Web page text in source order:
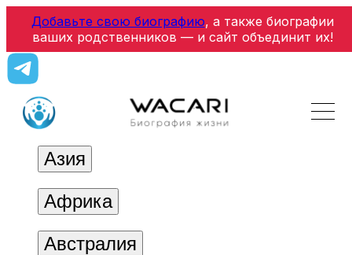
Добавьте свою биографию, а также биографии
ваших родственников — и сайт объединит их!
Азия
Африка
Австралия